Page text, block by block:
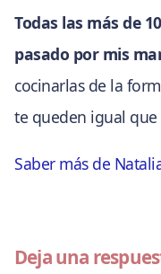
Todas las más de
pasado por mis
cocinarlas de la
te queden igual
Saber más de
Deja una